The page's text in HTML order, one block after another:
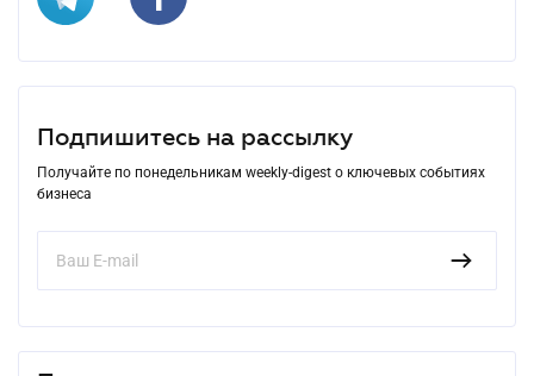
Подпишитесь на рассылку
Получайте по понедельникам weekly-digest о ключевых событиях
бизнеса